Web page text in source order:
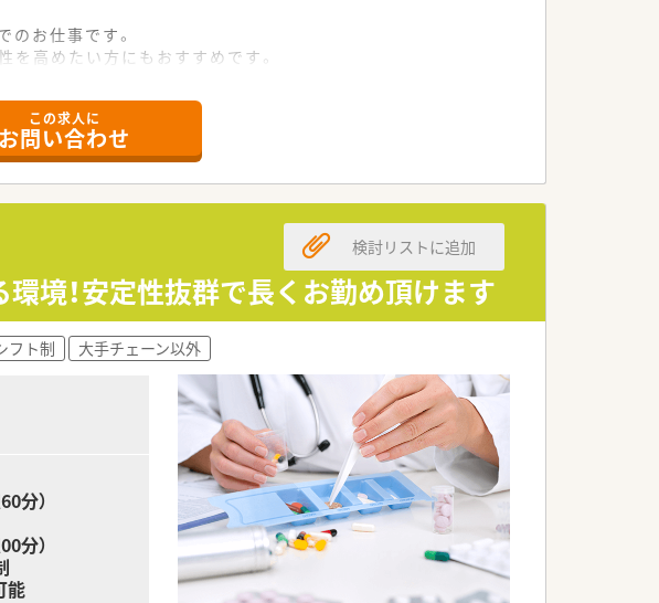
お仕事です。
高めたい方にもおすすめです。
心して働けます。
始できます。
です。
。
です。
です。
きます。
よ。
この求人に
お問い合わせ
境！安定性抜群で長くお勤め頂けます
検討リストに追加
フト制 大手チェーン以外
分）
分）
能